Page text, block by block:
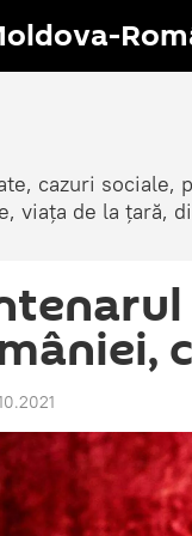
cazuri sociale,
viața de la țară,